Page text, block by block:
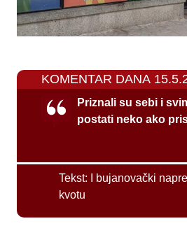
KOMENTAR DANA
Priznali su sebi i
postati neko ako
Tekst:
I bujanovački
kvotu